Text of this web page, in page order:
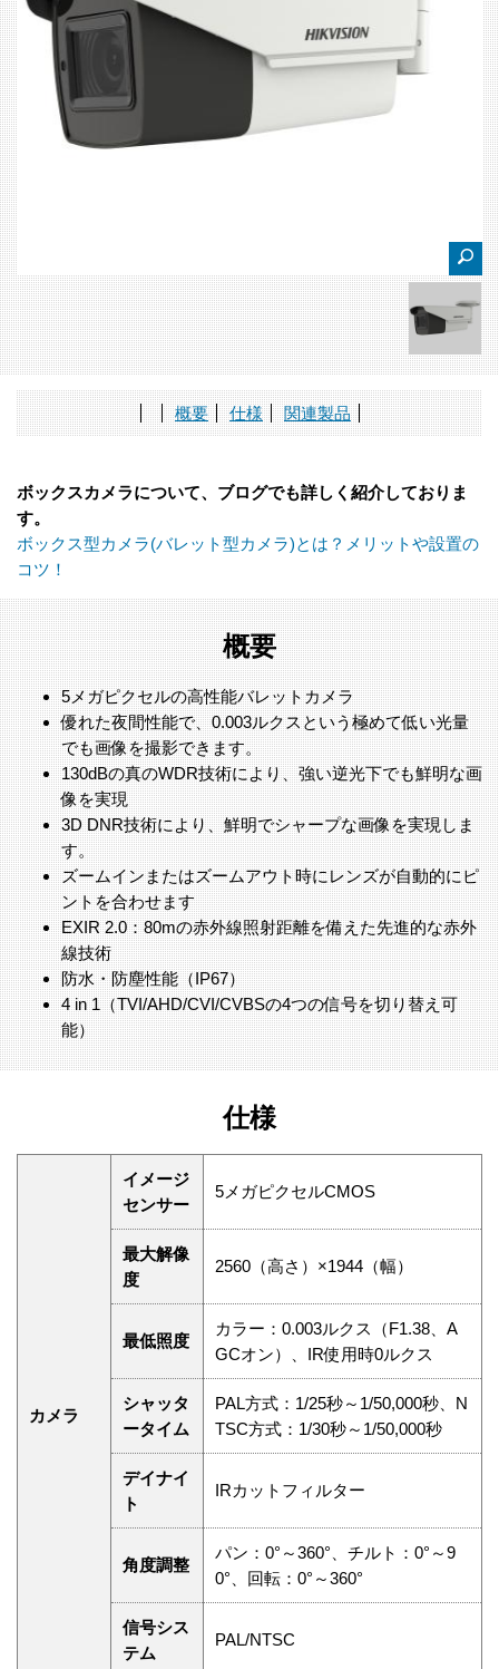
概要 仕様 関連製品
ボックスカメラについて、ブログでも詳しく紹介しておりま
す。
ボックス型カメラ(バレット型カメラ)とは？メリットや設置の
コツ！
概要
5メガピクセルの高性能バレットカメラ
優れた夜間性能で、0.003ルクスという極めて低い光量
でも画像を撮影できます。
130dBの真のWDR技術により、強い逆光下でも鮮明な画
像を実現
3D DNR技術により、鮮明でシャープな画像を実現しま
す。
ズームインまたはズームアウト時にレンズが自動的にピ
ントを合わせます
EXIR 2.0：80mの赤外線照射距離を備えた先進的な赤外
線技術
防水・防塵性能（IP67）
4 in 1（TVI/AHD/CVI/CVBSの4つの信号を切り替え可
能）
仕様
カメラ
イメージ
センサー
5メガピクセルCMOS
最大解像
度
2560（高さ）×1944（幅）
最低照度
カラー：0.003ルクス（F1.38、A
GCオン）、IR使用時0ルクス
シャッタ
ータイム
PAL方式：1/25秒～1/50,000秒、N
TSC方式：1/30秒～1/50,000秒
デイナイ
ト
IRカットフィルター
角度調整
パン：0°～360°、チルト：0°～9
0°、回転：0°～360°
信号シス
テム
PAL/NTSC